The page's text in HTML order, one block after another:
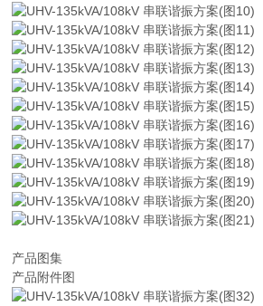
产品图集
产品附件图